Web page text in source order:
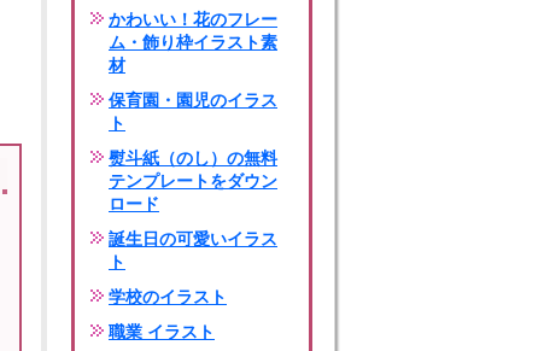
かわいい！花のフレー
ム・飾り枠イラスト素
材
保育園・園児のイラス
ト
熨斗紙（のし）の無料
テンプレートをダウン
ロード
誕生日の可愛いイラス
ト
学校のイラスト
職業 イラスト